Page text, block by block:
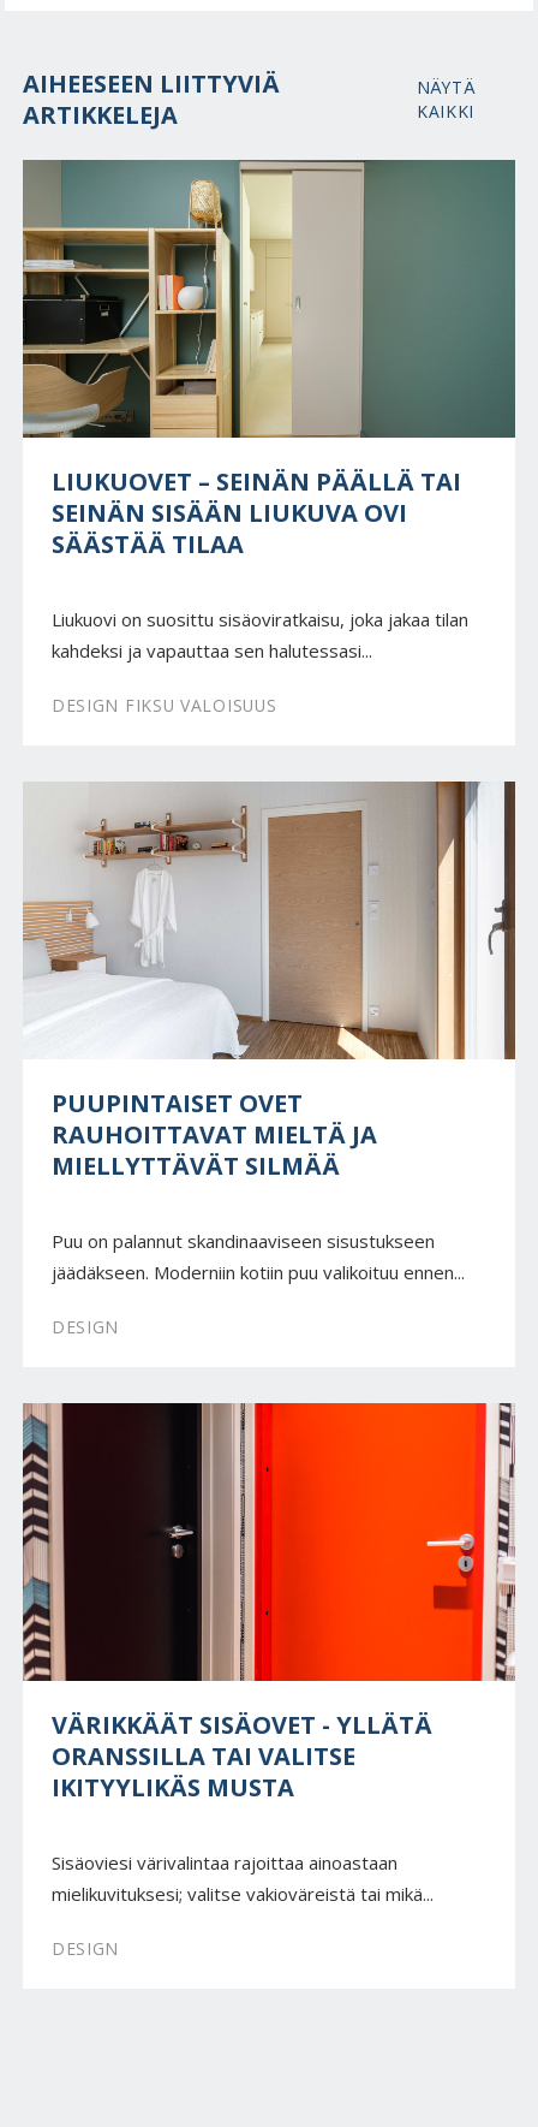
AIHEESEEN LIITTYVIÄ
ARTIKKELEJA
NÄYTÄ
KAIKKI
LIUKUOVET – SEINÄN PÄÄLLÄ TAI
SEINÄN SISÄÄN LIUKUVA OVI
SÄÄSTÄÄ TILAA
Liukuovi on suosittu sisäoviratkaisu, joka jakaa tilan
kahdeksi ja vapauttaa sen halutessasi...
DESIGN FIKSU VALOISUUS
PUUPINTAISET OVET
RAUHOITTAVAT MIELTÄ JA
MIELLYTTÄVÄT SILMÄÄ
Puu on palannut skandinaaviseen sisustukseen
jäädäkseen. Moderniin kotiin puu valikoituu ennen...
DESIGN
VÄRIKKÄÄT SISÄOVET - YLLÄTÄ
ORANSSILLA TAI VALITSE
IKITYYLIKÄS MUSTA
Sisäoviesi värivalintaa rajoittaa ainoastaan
mielikuvituksesi; valitse vakioväreistä tai mikä...
DESIGN